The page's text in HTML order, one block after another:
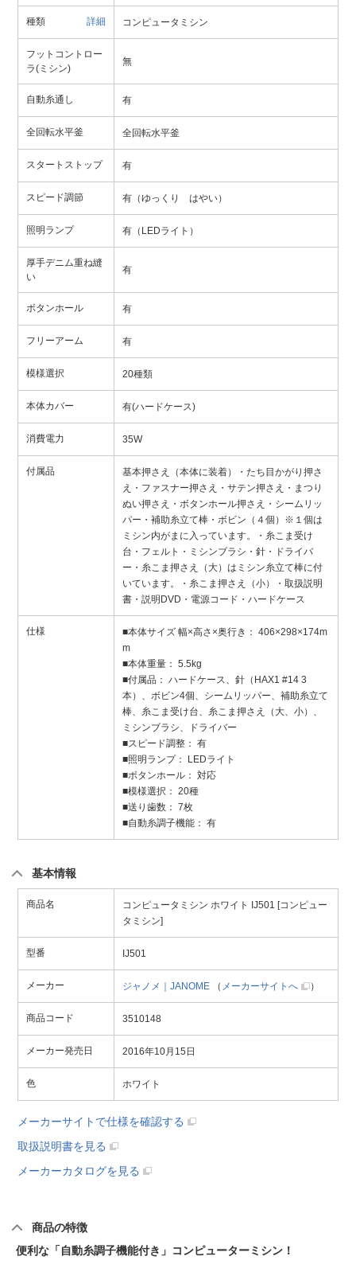
種類 詳細 コンピュータミシン
フットコントロー
ラ(ミシン)
無
自動糸通し 有
全回転水平釜 全回転水平釜
スタートストップ 有
スピード調節 有（ゆっくり はやい）
照明ランプ 有（LEDライト）
厚手デニム重ね縫
い
有
ボタンホール 有
フリーアーム 有
模様選択 20種類
本体カバー 有(ハードケース)
消費電力 35W
付属品
基本押さえ（本体に装着）・たち目かがり押さ
え・ファスナー押さえ・サテン押さえ・まつり
ぬい押さえ・ボタンホール押さえ・シームリッ
パー・補助糸立て棒・ボビン（４個）※１個は
ミシン内がまに入っています。・糸こま受け
台・フェルト・ミシンブラシ・針・ドライバ
ー・糸こま押さえ（大）はミシン糸立て棒に付
いています。・糸こま押さえ（小）・取扱説明
書・説明DVD・電源コード・ハードケース
仕様
■本体サイズ 幅×高さ×奥行き： 406×298×174m
m
■本体重量： 5.5kg
■付属品： ハードケース、針（HAX1 #14 3
本）、ボビン4個、シームリッパー、補助糸立て
棒、糸こま受け台、糸こま押さえ（大、小）、
ミシンブラシ、ドライバー
■スピード調整： 有
■照明ランプ： LEDライト
■ボタンホール： 対応
■模様選択： 20種
■送り歯数： 7枚
■自動糸調子機能： 有
基本情報
商品名
コンピュータミシン ホワイト IJ501 [コンピュー
タミシン]
型番 IJ501
メーカー ジャノメ｜JANOME （ メーカーサイトへ ）
商品コード 3510148
メーカー発売日 2016年10月15日
色 ホワイト
メーカーサイトで仕様を確認する
取扱説明書を見る
メーカーカタログを見る
商品の特徴
便利な「自動糸調子機能付き」コンピューターミシン！